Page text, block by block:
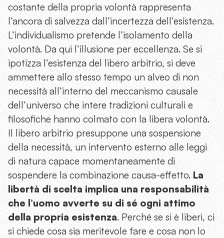
costante della propria volontà rappresenta
l’ancora di salvezza dall’incertezza dell’esistenza.
L’individualismo pretende l’isolamento della
volontà. Da qui l’illusione per eccellenza. Se si
ipotizza l’esistenza del libero arbitrio, si deve
ammettere allo stesso tempo un alveo di non
necessità all’interno del meccanismo causale
dell’universo che intere tradizioni culturali e
filosofiche hanno colmato con la libera volontà.
Il libero arbitrio presuppone una sospensione
della necessità, un intervento esterno alle leggi
di natura capace momentaneamente di
sospendere la combinazione causa-effetto. La
libertà di scelta implica una responsabilità
che l’uomo avverte su di sé ogni attimo
della propria esistenza. Perché se si è liberi, ci
si chiede cosa sia meritevole fare e cosa non lo